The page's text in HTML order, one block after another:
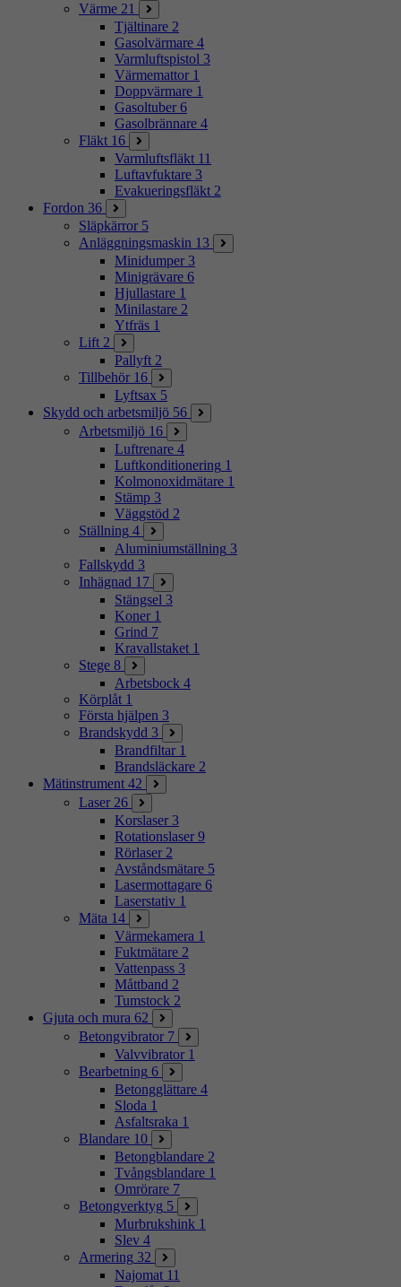
Värme 21
Tjältinare 2
Gasolvärmare 4
Varmluftspistol 3
Värmemattor 1
Doppvärmare 1
Gasoltuber 6
Gasolbrännare 4
Fläkt 16
Varmluftsfläkt 11
Luftavfuktare 3
Evakueringsfläkt 2
Fordon 36
Släpkärror 5
Anläggningsmaskin 13
Minidumper 3
Minigrävare 6
Hjullastare 1
Minilastare 2
Ytfräs 1
Lift 2
Pallyft 2
Tillbehör 16
Lyftsax 5
Skydd och arbetsmiljö 56
Arbetsmiljö 16
Luftrenare 4
Luftkonditionering 1
Kolmonoxidmätare 1
Stämp 3
Väggstöd 2
Ställning 4
Aluminiumställning 3
Fallskydd 3
Inhägnad 17
Stängsel 3
Koner 1
Grind 7
Kravallstaket 1
Stege 8
Arbetsbock 4
Körplåt 1
Första hjälpen 3
Brandskydd 3
Brandfiltar 1
Brandsläckare 2
Mätinstrument 42
Laser 26
Korslaser 3
Rotationslaser 9
Rörlaser 2
Avståndsmätare 5
Lasermottagare 6
Laserstativ 1
Mäta 14
Värmekamera 1
Fuktmätare 2
Vattenpass 3
Måttband 2
Tumstock 2
Gjuta och mura 62
Betongvibrator 7
Valvvibrator 1
Bearbetning 6
Betongglättare 4
Sloda 1
Asfaltsraka 1
Blandare 10
Betongblandare 2
Tvångsblandare 1
Omrörare 7
Betongverktyg 5
Murbrukshink 1
Slev 4
Armering 32
Najomat 11